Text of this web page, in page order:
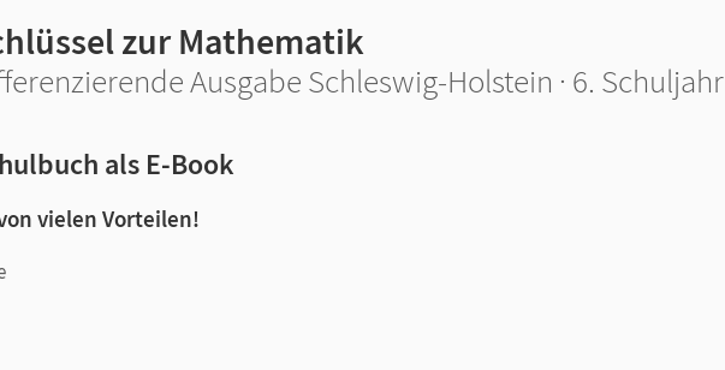
zur Mathematik
Ausgabe Schleswig-Holstein · 6. Schuljahr
als E-Book
vielen Vorteilen!